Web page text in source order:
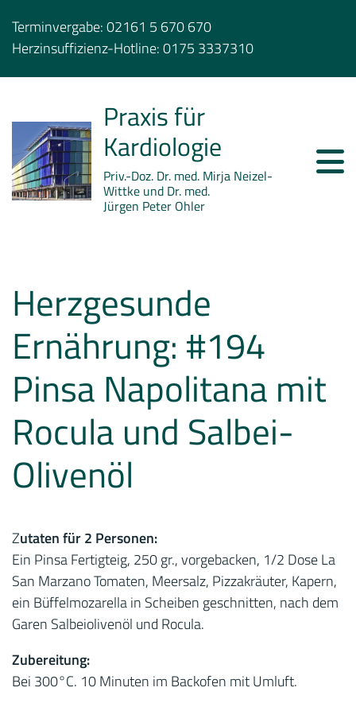
Terminvergabe:02161 5 670 670
Herzinsuffizienz-Hotline:0175 3337310
Praxis für
Kardiologie
Priv.-Doz. Dr. med. Mirja Neizel-
Wittke und Dr. med.
Jürgen Peter Ohler
Herzgesunde
Ernährung: #194
Pinsa Napolitana mit
Rocula und Salbei-
Olivenöl
Zutaten für 2 Personen:
Ein Pinsa Fertigteig, 250 gr., vorgebacken, 1/2 Dose La
San Marzano Tomaten, Meersalz, Pizzakräuter, Kapern,
ein Büffelmozarella in Scheiben geschnitten, nach dem
Garen Salbeiolivenöl und Rocula.
Zubereitung:
Bei 300°C. 10 Minuten im Backofen mit Umluft.